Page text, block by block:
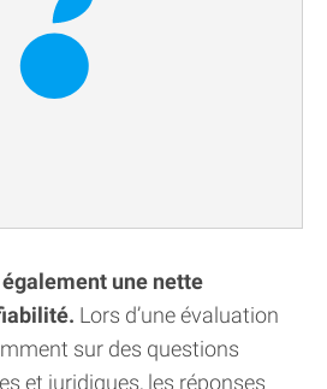
une nette
Lors d’une évaluation
sur des questions
et juridiques, les réponses